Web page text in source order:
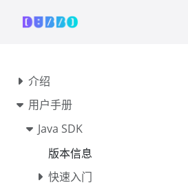
介绍
用户手册
Java SDK
版本信息
快速入门